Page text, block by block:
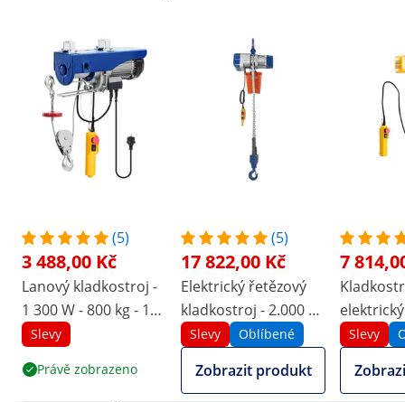
(5)
3 488,00 Kč
Lanový kladkostroj -
1 300 W - 800 kg - 12
m
Slevy
Právě zobrazeno
(5)
17 822,00 Kč
Elektrický řetězový
kladkostroj - 2.000 kg
- 6 m
Slevy Oblíbené
Zobrazit produkt
7
m
Slevy